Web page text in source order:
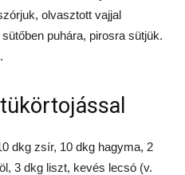
olvasztott vajjal
puhára, pirosra sütjük.
dkg zsír, 10 dkg hagyma, 2
3 dkg liszt, kevés lecsó (v.